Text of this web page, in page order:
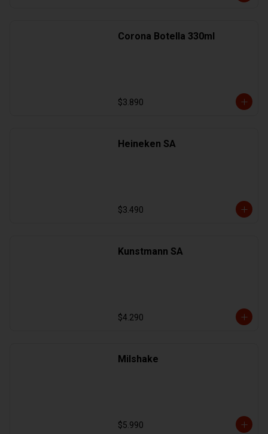
Corona Botella 330ml
$3.890
Heineken SA
$3.490
Kunstmann SA
$4.290
Milshake
$5.990